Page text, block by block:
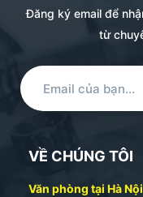
Đăng ký email để
từ
VỀ CHÚNG TÔI
Văn phòng tại Hà